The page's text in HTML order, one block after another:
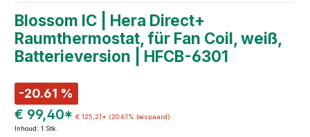
Blossom IC | Hera Direct+
Raumthermostat, für Fan Coil, weiß,
Batterieversion | HFCB-6301
-20.61 %
€ 99,40* € 125,21* (20.61% bespaard)
Inhoud: 1 Stk.